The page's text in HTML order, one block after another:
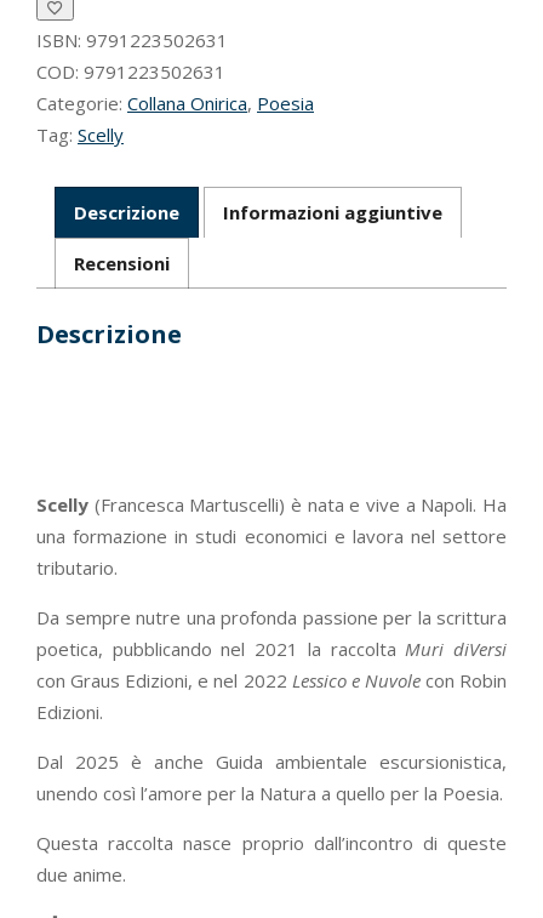
che
vende
papaveri
ISBN: 9791223502631
COD: 9791223502631
Categorie: Collana Onirica, Poesia
Tag: Scelly
Descrizione Informazioni aggiuntive
Recensioni
Descrizione
Scelly (Francesca Martuscelli) è nata e vive a Napoli. Ha
una formazione in studi economici e lavora nel settore
tributario.
Da sempre nutre una profonda passione per la scrittura
poetica, pubblicando nel 2021 la raccolta Muri diVersi
con Graus Edizioni, e nel 2022 Lessico e Nuvolecon Robin
Edizioni.
Dal 2025 è anche Guida ambientale escursionistica,
unendo così l’amore per la Natura a quello per la Poesia.
Questa raccolta nasce proprio dall’incontro di queste
due anime.